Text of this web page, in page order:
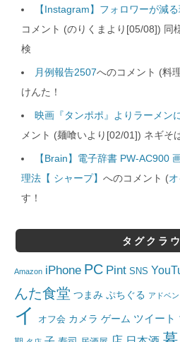
【Instagram】フォロワーが減
コメント (のりくまより[05/08]) 同
検
月例報告2507へのコメント (料
けんた！
映画『タンポポ』よりラーメン
メント (麺喰いより[02/01]) ネギそ
【Brain】電子辞書 PW-AC900
理法【 シャープ】 へのコメント (
す！
タグクラ
Amazon iPhone PC Pint SNS
んた食堂 つまみ ぷちぐる アドベ
イ
オフ会 カメラ ゲーム ツイート